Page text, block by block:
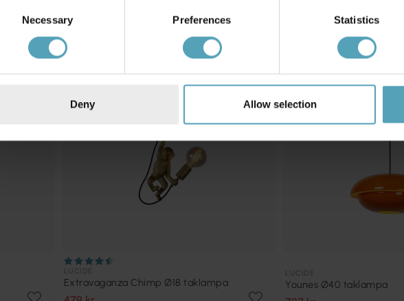
Necessary Preferences Statistics
Deny Allow selection
KAMPANJ
Extravaganza Chimp Ø18 taklampa Younes Ø40 taklampa